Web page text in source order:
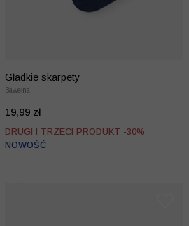
Gładkie skarpety
Bawełna
19,99 zł
DRUGI I TRZECI PRODUKT -30%
NOWOŚĆ